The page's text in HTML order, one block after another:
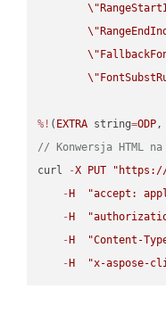
\"
\"
\"
\"
%! ( EXTRA string=ODP,
// Konwersja HTML na
curl
-X PUT
"https://
- H
"accept:
- H
- H
"Content-
- H "x-aspose-